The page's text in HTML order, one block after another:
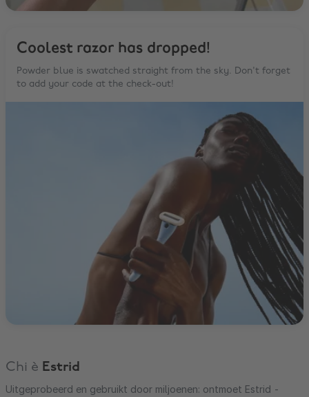
Coolest razor has dropped!
Powder blue is swatched straight from the sky. Don't forget
to add your code at the check-out!
Chi è Estrid
Uitgeprobeerd en gebruikt door miljoenen: ontmoet Estrid -